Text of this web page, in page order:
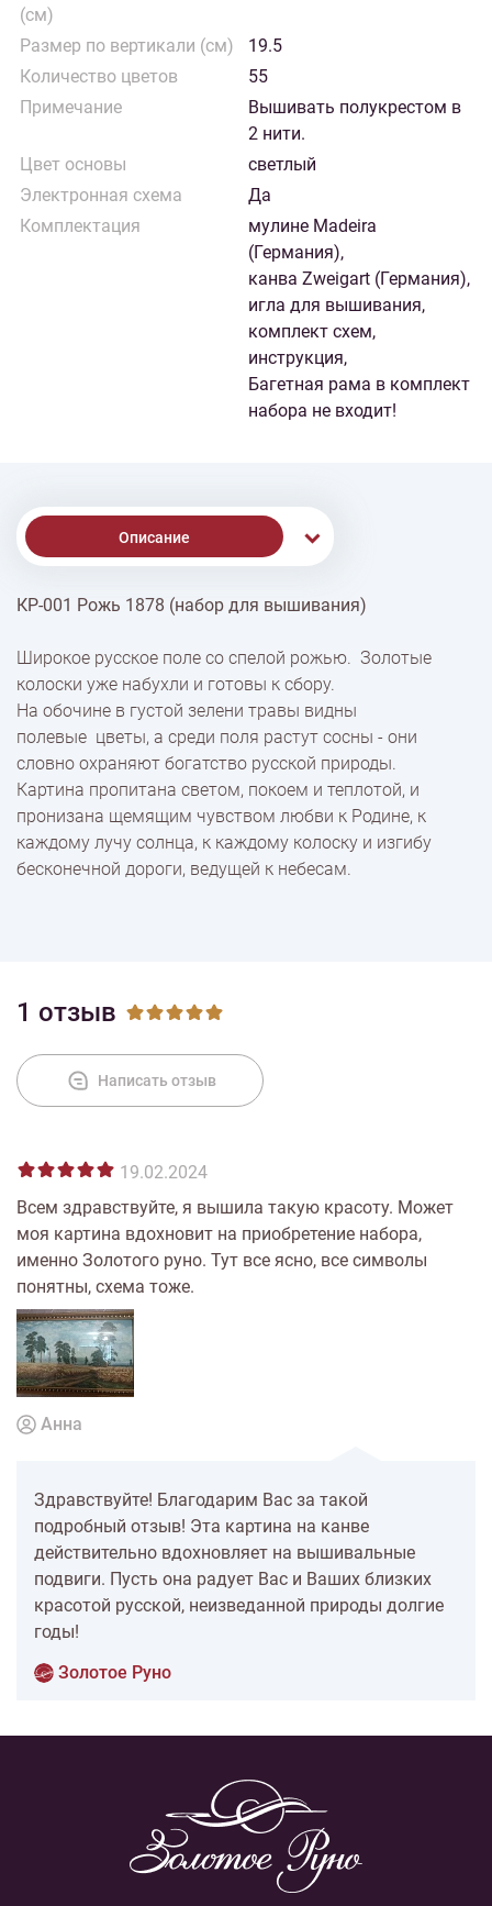
(см)
Размер по вертикали (см)
19.5
Количество цветов
55
Примечание
Вышивать полукрестом в
2 нити.
Цвет основы
светлый
Электронная схема
Да
Комплектация
мулине Madeira
(Германия),
канва Zweigart (Германия),
игла для вышивания,
комплект схем,
инструкция,
Багетная рама в комплект
набора не входит!
Описание
% Скидки
Доставка
Оплата
КР-001 Рожь 1878 (набор для вышивания)
Широкое русское поле со спелой рожью. Золотые
колоски уже набухли и готовы к сбору.
На обочине в густой зелени травы видны
полевые цветы, а среди поля растут сосны - они
словно охраняют богатство русской природы.
Картина пропитана светом, покоем и теплотой, и
пронизана щемящим чувством любви к Родине, к
каждому лучу солнца, к каждому колоску и изгибу
бесконечной дороги, ведущей к небесам.
1 отзыв
Написать отзыв
19.02.2024
Всем здравствуйте, я вышила такую красоту. Может
моя картина вдохновит на приобретение набора,
именно Золотого руно. Тут все ясно, все символы
понятны, схема тоже.
Анна
Здравствуйте! Благодарим Вас за такой
подробный отзыв! Эта картина на канве
действительно вдохновляет на вышивальные
подвиги. Пусть она радует Вас и Ваших близких
красотой русской, неизведанной природы долгие
годы!
Золотое Руно